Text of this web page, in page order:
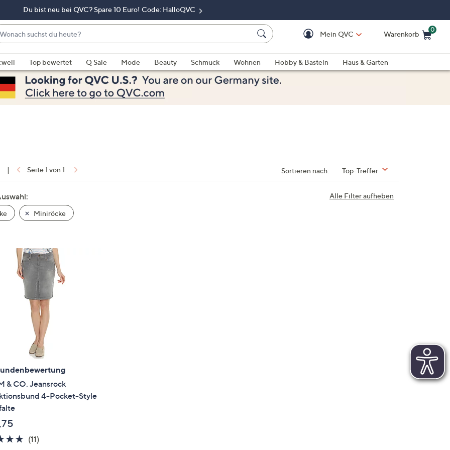
Du bist neu bei QVC? Spare 10 Euro! Code: HalloQVC
Mein QVC Warenkorb
0
Top bewertet Q Sale Mode Beauty Schmuck Wohnen Hobby & Basteln
Haus & Garten
| Seite 1 von 1 Sortieren nach: Top-Treffer
Alle Filter aufheben
Miniröcke
& CO. Jeansrock
4-Pocket-Style
4.6
(11)11